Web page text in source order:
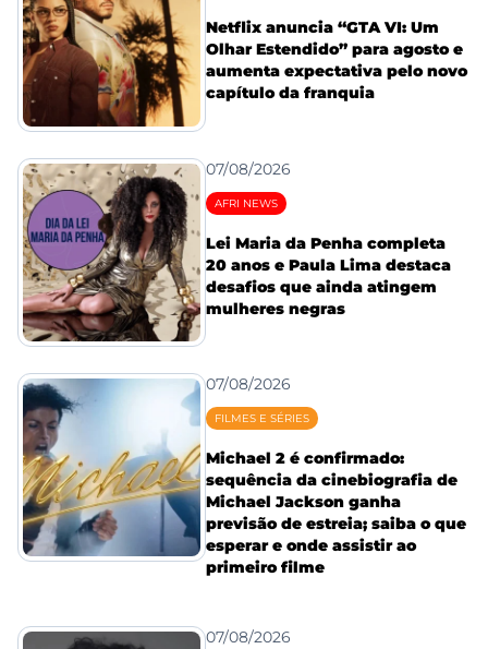
Netflix anuncia “GTA VI: Um
Olhar Estendido” para agosto e
aumenta expectativa pelo novo
capítulo da franquia
07/08/2026
AFRI NEWS
Lei Maria da Penha completa
20 anos e Paula Lima destaca
desafios que ainda atingem
mulheres negras
07/08/2026
FILMES E SÉRIES
Michael 2 é confirmado:
sequência da cinebiografia de
Michael Jackson ganha
previsão de estreia; saiba o que
esperar e onde assistir ao
primeiro filme
07/08/2026